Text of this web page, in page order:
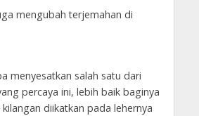
mengubah terjemahan di
menyesatkan salah satu dari
percaya ini, lebih baik baginya
diikatkan pada lehernya